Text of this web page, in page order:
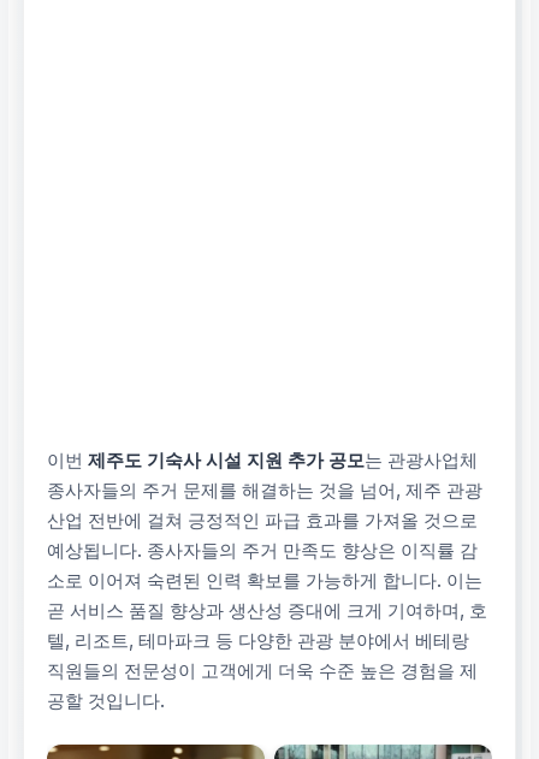
이번제주도 기숙사 시설 지원 추가 공모는 관광사업체
종사자들의 주거 문제를 해결하는 것을 넘어, 제주 관광
산업 전반에 걸쳐 긍정적인 파급 효과를 가져올 것으로
예상됩니다. 종사자들의 주거 만족도 향상은 이직률 감
소로 이어져 숙련된 인력 확보를 가능하게 합니다. 이는
곧 서비스 품질 향상과 생산성 증대에 크게 기여하며, 호
텔, 리조트, 테마파크 등 다양한 관광 분야에서 베테랑
직원들의 전문성이 고객에게 더욱 수준 높은 경험을 제
공할 것입니다.